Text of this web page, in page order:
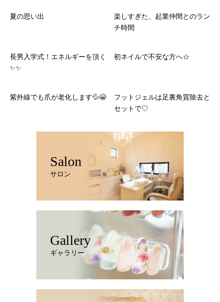
夏の思い出
楽しすぎた、起業仲間とのラン
チ時間
長男入学式！エネルギーを頂く
✨✨
初ネイルで不安な方へ☆
紫外線でも爪が老化します💦😭
フットジェルは足裏角質除去と
セットで♡
Salon
サロン
Gallery
ギャラリー